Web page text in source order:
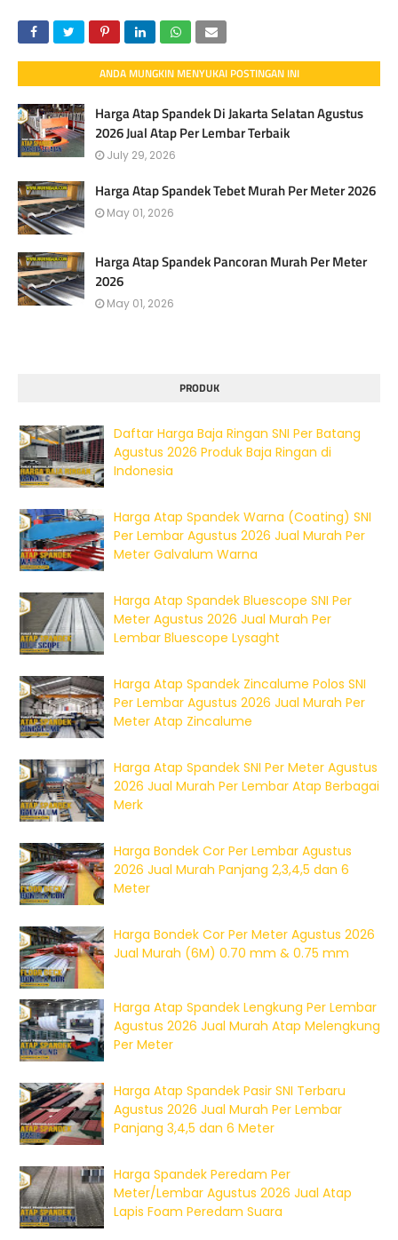
ANDA MUNGKIN MENYUKAI POSTINGAN INI
Harga Atap Spandek Di Jakarta Selatan Agustus
2026 Jual Atap Per Lembar Terbaik
July 29, 2026
Harga Atap Spandek Tebet Murah Per Meter 2026
May 01, 2026
Harga Atap Spandek Pancoran Murah Per Meter
2026
May 01, 2026
PRODUK
Daftar Harga Baja Ringan SNI Per Batang
Agustus 2026 Produk Baja Ringan di
Indonesia
Harga Atap Spandek Warna (Coating) SNI
Per Lembar Agustus 2026 Jual Murah Per
Meter Galvalum Warna
Harga Atap Spandek Bluescope SNI Per
Meter Agustus 2026 Jual Murah Per
Lembar Bluescope Lysaght
Harga Atap Spandek Zincalume Polos SNI
Per Lembar Agustus 2026 Jual Murah Per
Meter Atap Zincalume
Harga Atap Spandek SNI Per Meter Agustus
2026 Jual Murah Per Lembar Atap Berbagai
Merk
Harga Bondek Cor Per Lembar Agustus
2026 Jual Murah Panjang 2,3,4,5 dan 6
Meter
Harga Bondek Cor Per Meter Agustus 2026
Jual Murah (6M) 0.70 mm & 0.75 mm
Harga Atap Spandek Lengkung Per Lembar
Agustus 2026 Jual Murah Atap Melengkung
Per Meter
Harga Atap Spandek Pasir SNI Terbaru
Agustus 2026 Jual Murah Per Lembar
Panjang 3,4,5 dan 6 Meter
Harga Spandek Peredam Per
Meter/Lembar Agustus 2026 Jual Atap
Lapis Foam Peredam Suara